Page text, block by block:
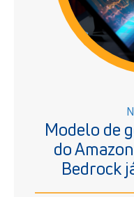
Modelo de
do
Bedrock